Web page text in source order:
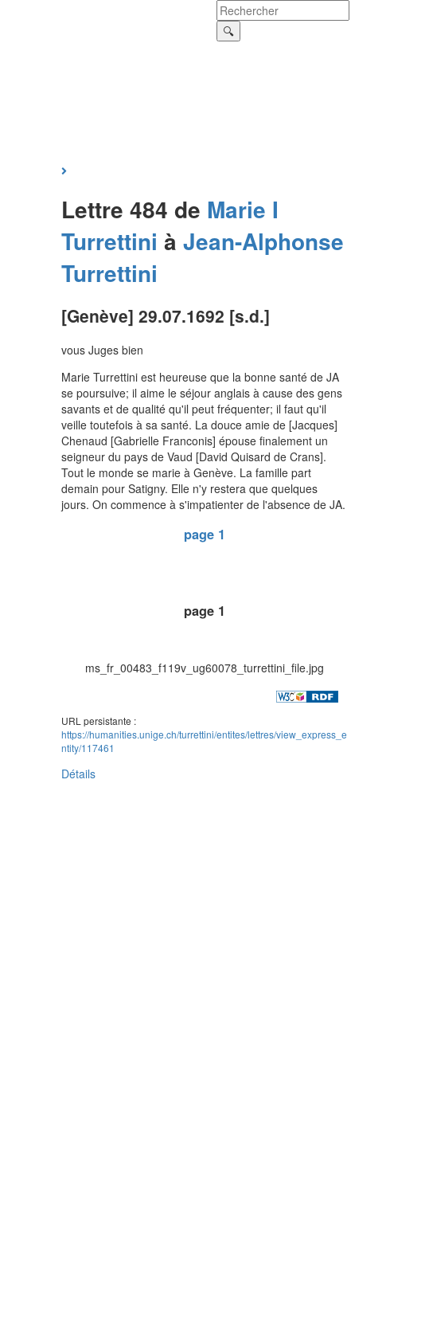
Lettre 484 de Marie I
Turrettini à Jean-Alphonse
Turrettini
[Genève] 29.07.1692 [s.d.]
vous Juges bien
Marie Turrettini est heureuse que la bonne santé de JA
se poursuive; il aime le séjour anglais à cause des gens
savants et de qualité qu'il peut fréquenter; il faut qu'il
veille toutefois à sa santé. La douce amie de [Jacques]
Chenaud [Gabrielle Franconis] épouse finalement un
seigneur du pays de Vaud [David Quisard de Crans].
Tout le monde se marie à Genève. La famille part
demain pour Satigny. Elle n'y restera que quelques
jours. On commence à s'impatienter de l'absence de JA.
page 1
page 1
ms_fr_00483_f119v_ug60078_turrettini_file.jpg
URL persistante :
https://humanities.unige.ch/turrettini/entites/lettres/view_express_e
ntity/117461
Détails